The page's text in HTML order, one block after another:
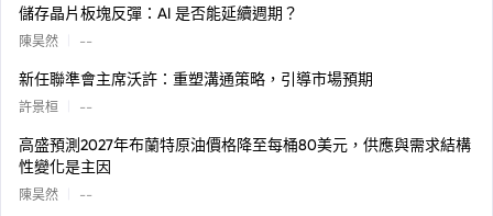
儲存晶片板塊反彈：AI 是否能延續週期？
陳昊然 --
新任聯準會主席沃許：重塑溝通策略，引導市場預期
許景桓 --
高盛預測2027年布蘭特原油價格降至每桶80美元，供應與需求結構
性變化是主因
陳昊然 --